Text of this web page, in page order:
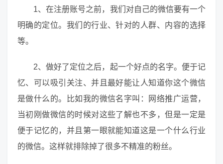
1、在注册账号之前，我们对自己的微信要有一个
明确的定位。我们的行业、针对的人群、内容的选择
等。
2、做好了定位之后，起一个好点的名字。便于记
忆、可以吸引关注、并且最好能让人知道你这个微信
是做什么的。比如我的微信名字叫：网络推广运营，
当初刚做微信的时候对这些了解也不多，但是一定是
便于记忆的，并且第一眼就能知道这是一个什么行业
的微信。这样就排除掉了很多不精准的粉丝。